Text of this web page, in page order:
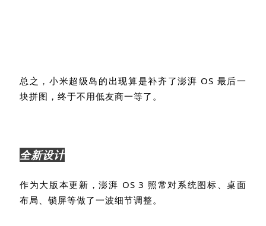
块拼图，终于不用低友商一等了。
布局、锁屏等做了一波细节调整。